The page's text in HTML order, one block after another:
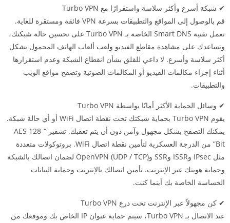
✔ شبكة أسرع وأكثر سلاسة واستقرارًا مع Turbo VPN
قم بالوصول إلى المواقع والتطبيقات بسرعة VPN فائقة ومستقرة للغاية.
تعمل تقنية Smart DNS الخاصة بـ Turbo VPN على تحسين حالة شبكتك،
وتساعدك على مشاهدة مقاطع الفيديو ولعب ألعاب الهاتف المحمول بشكل
أكثر سلاسة وأسرع. لا داعي للقلق بشأن انقطاع الشبكة وعدم استقرارها
أثناء إجراء مكالمات الفيديو أو المكالمات الصوتية وتصفح مواقع الويب
والتطبيقات.
✔ وسائل الحماية الأكثر أمانًا بواسطة Turbo VPN
يقوم Turbo VPN بحماية شبكتك تحت نقطة اتصال WiFi أو أي حالة شبكة.
يمكنك التصفح بشكل مجهول وآمن دون أن يتم تعقبك. تشفير “AES 128-
Bit” من الدرجة العسكرية لتأمين نقطة اتصال WiFi. بروتوكولات متعددة
مثل IPsec وISSR وSSR وOpenVPN (UDP / TCP) لضمان اتصالك بالشبكة
وحماية هويتك عبر الإنترنت. تأمين اتصالك بالإنترنت وحماية البيانات
الحساسة الخاصة بك أينما كنت.
✔ كن مجهولاً عبر الإنترنت تحت درع Turbo VPN
عند الاتصال بـ Turbo VPN، سيتم حماية عنوان IP الخاص بك وموقعك من